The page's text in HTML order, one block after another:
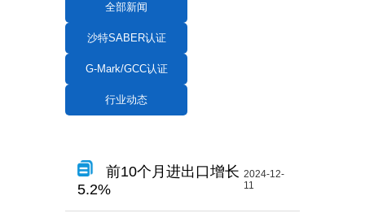
全部新闻
沙特SABER认证
G-Mark/GCC认证
行业动态
前10个月进出口增长
5.2%
2024-12-
11